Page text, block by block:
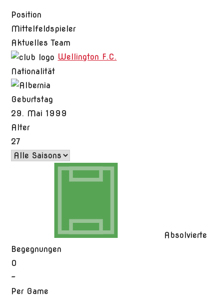
Position
Mittelfeldspieler
Aktuelles Team
Wellington F.C.
Nationalität
Geburtstag
29. Mai 1999
Alter
27
Absolvierte
Begegnungen
0
-
Per Game